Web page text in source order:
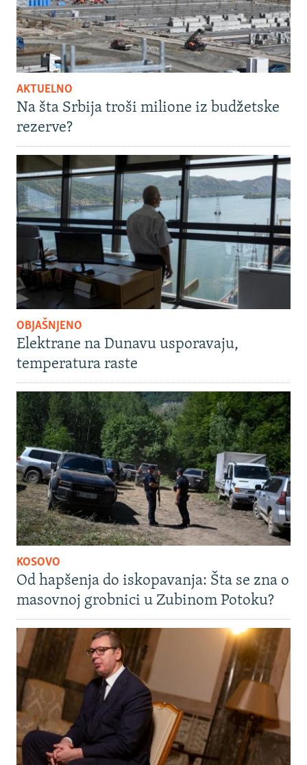
AKTUELNO
Na šta Srbija troši milione iz budžetske
rezerve?
OBJAŠNJENO
Elektrane na Dunavu usporavaju,
temperatura raste
KOSOVO
Od hapšenja do iskopavanja: Šta se zna o
masovnoj grobnici u Zubinom Potoku?